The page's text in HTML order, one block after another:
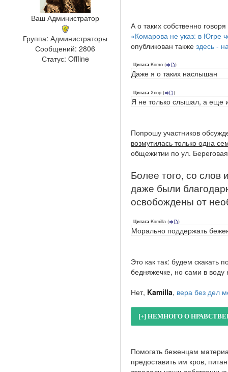
Ваш Администратор
Группа: Администраторы
Сообщений: 2806
Статус: Offline
А о таких собственно
«Комарова не указ: в Югре
опубликован также здесь -
Цитата Komo ( )
Даже я о таких наслышан
Цитата Хлор ( )
Я не только слышал, а еще
Попрошу участников
возмутилась только одна
общежитии по ул.
Более того, со
даже были
освобождены от
Цитата Kamilla ( )
Морально поддержать
Это как так: будем скакать
бедняжечке, но сами в воду
Нет, Kamilla, вера без дел
Помогать беженцам
предоставить им кров,